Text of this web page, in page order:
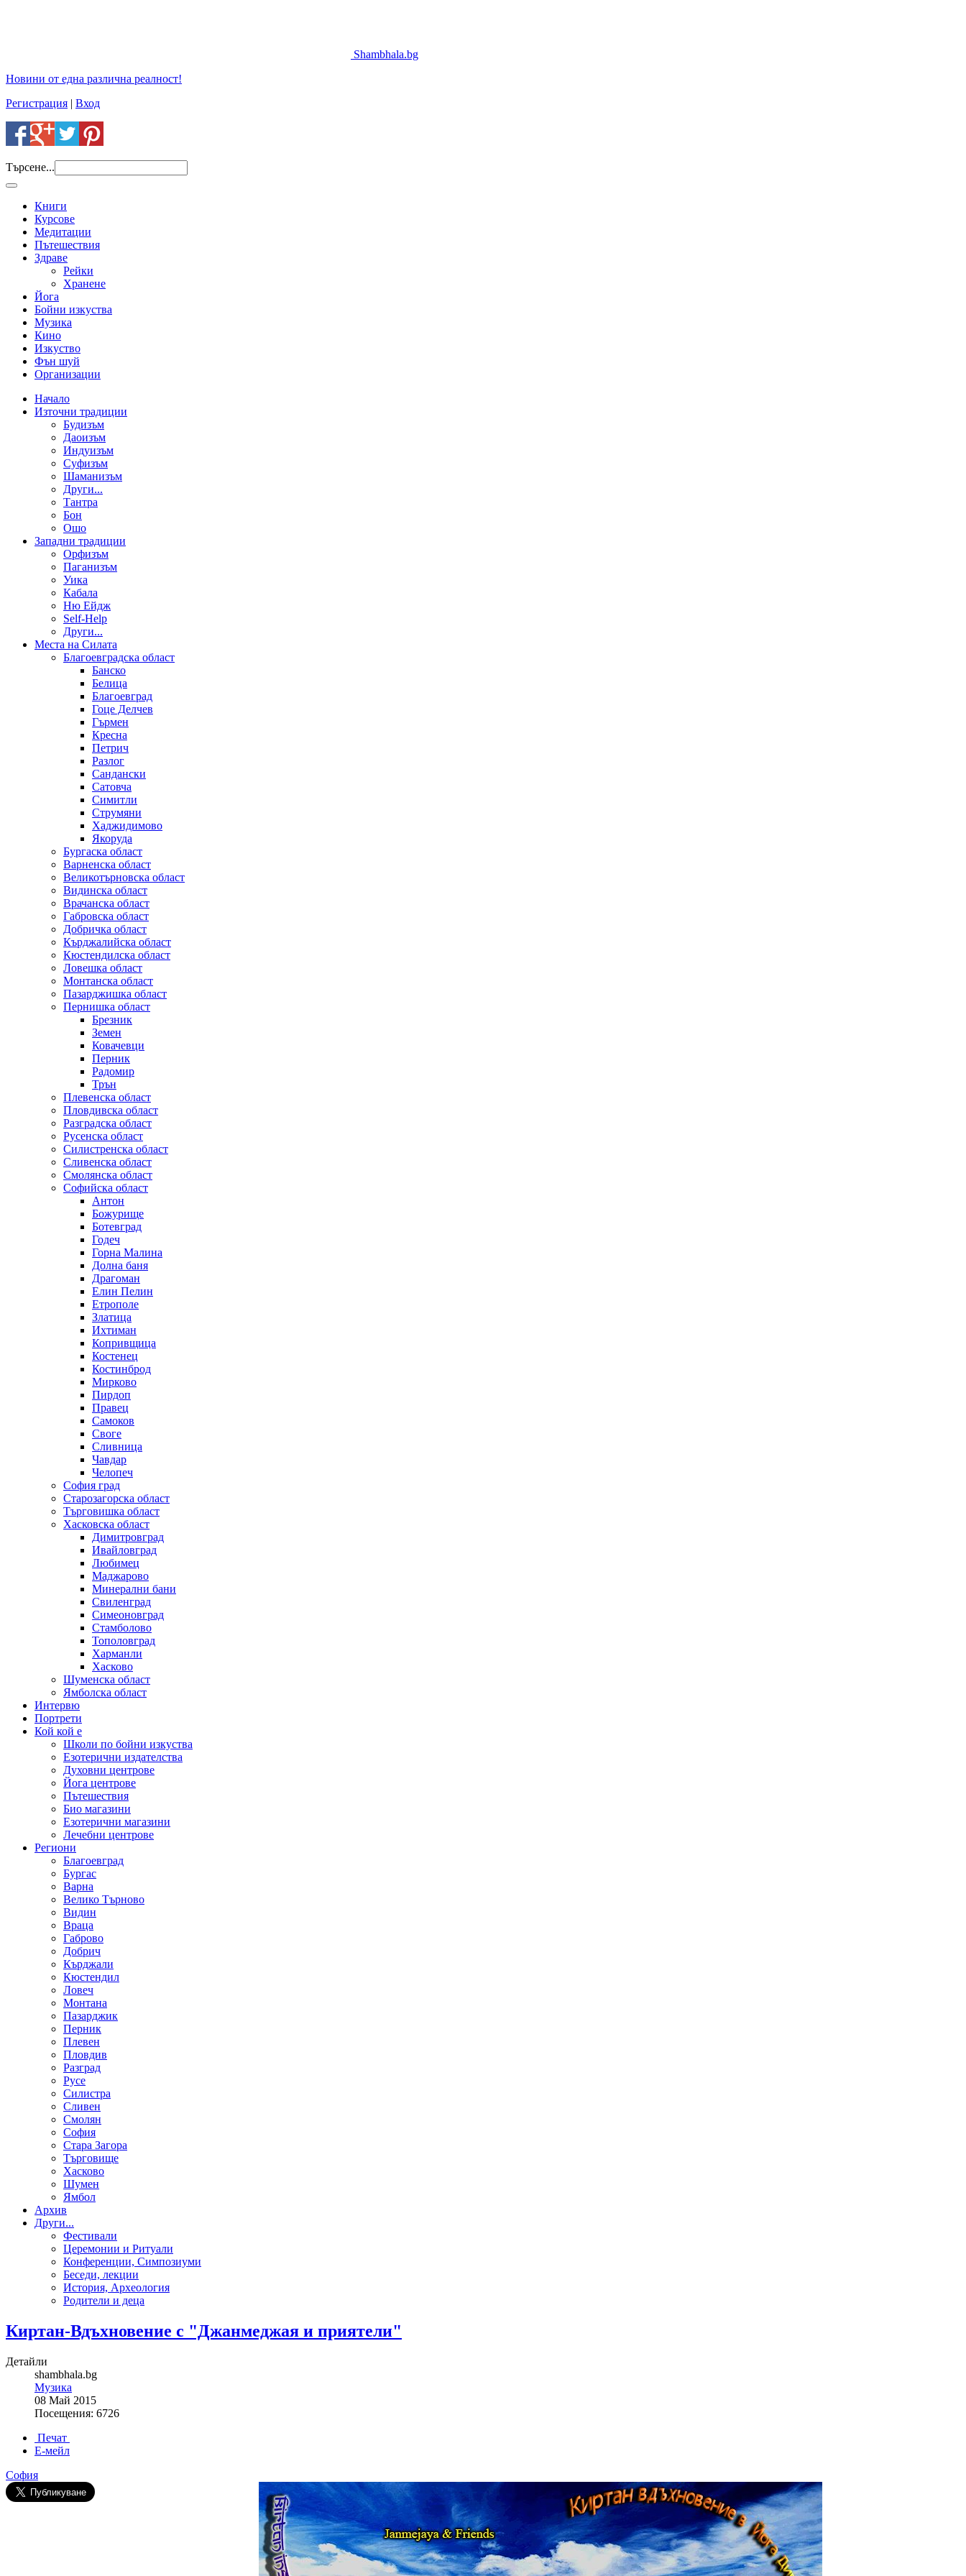
Shambhala.bg
Новини от една различна реалност!
Регистрация | Вход
Търсене...
Книги
Курсове
Медитации
Пътешествия
Здраве
Рейки
Хранене
Йога
Бойни изкуства
Музика
Кино
Изкуство
Фън шуй
Организации
Начало
Източни традиции
Будизъм
Даоизъм
Индуизъм
Суфизъм
Шаманизъм
Други...
Тантра
Бон
Ошо
Западни традиции
Орфизъм
Паганизъм
Уика
Кабала
Ню Ейдж
Self-Help
Други...
Места на Силата
Благоевградска област
Банско
Белица
Благоевград
Гоце Делчев
Гърмен
Кресна
Петрич
Разлог
Сандански
Сатовча
Симитли
Струмяни
Хаджидимово
Якоруда
Бургаска област
Варненска област
Великотърновска област
Видинска област
Врачанска област
Габровска област
Добричка област
Кърджалийска област
Кюстендилска област
Ловешка област
Монтанска област
Пазарджишка област
Пернишка област
Брезник
Земен
Ковачевци
Перник
Радомир
Трън
Плевенска област
Пловдивска област
Разградска област
Русенска област
Силистренска област
Сливенска област
Смолянска област
Софийска област
Антон
Божурище
Ботевград
Годеч
Горна Малина
Долна баня
Драгоман
Елин Пелин
Етрополе
Златица
Ихтиман
Копривщица
Костенец
Костинброд
Мирково
Пирдоп
Правец
Самоков
Своге
Сливница
Чавдар
Челопеч
София град
Старозагорска област
Търговишка област
Хасковска област
Димитровград
Ивайловград
Любимец
Маджарово
Минерални бани
Свиленград
Симеоновград
Стамболово
Тополовград
Харманли
Хасково
Шуменска област
Ямболска област
Интервю
Портрети
Кой кой е
Школи по бойни изкуства
Езотерични издателства
Духовни центрове
Йога центрове
Пътешествия
Био магазини
Езотерични магазини
Лечебни центрове
Региони
Благоевград
Бургас
Варна
Велико Търново
Видин
Враца
Габрово
Добрич
Кърджали
Кюстендил
Ловеч
Монтана
Пазарджик
Перник
Плевен
Пловдив
Разград
Русе
Силистра
Сливен
Смолян
София
Стара Загора
Търговище
Хасково
Шумен
Ямбол
Aрхив
Други...
Фестивали
Церемонии и Ритуали
Конференции, Симпозиуми
Беседи, лекции
История, Археология
Родители и деца
Киртан-Вдъхновение с "Джанмеджая и приятели"
Детайли
shambhala.bg
Музика
08 Май 2015
Посещения: 6726
Печат
Е-мейл
София